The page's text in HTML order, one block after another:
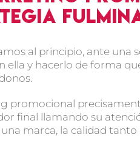
al principio, ante una
ella y hacerlo de forma
promocional
final llamando su
marca, la calidad